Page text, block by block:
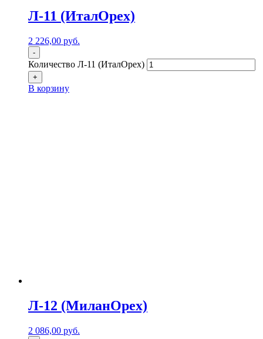
Л-11 (ИталОрех)
2 226,00 руб.
-
Количество Л-11 (ИталОрех)
+
В корзину
Л-12 (МиланОрех)
2 086,00 руб.